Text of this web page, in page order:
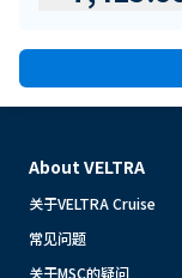
About VELTRA
关于VELTRA Cruise
常见问题
关于MSC的疑问